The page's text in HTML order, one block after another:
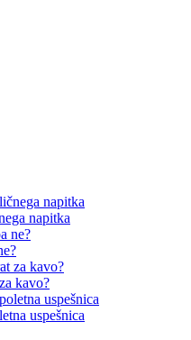
napitka
kavo?
uspešnica